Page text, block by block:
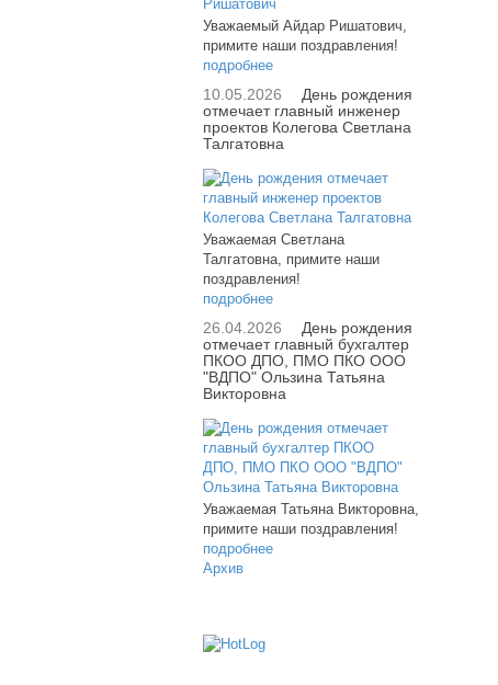
Уважаемый Айдар Ришатович,
примите наши поздравления!
подробнее
10.05.2026
День рождения
отмечает главный инженер
проектов Колегова Светлана
Талгатовна
Уважаемая Светлана
Талгатовна, примите наши
поздравления!
подробнее
26.04.2026
День рождения
отмечает главный бухгалтер
ПКОО ДПО, ПМО ПКО ООО
"ВДПО" Ользина Татьяна
Викторовна
Уважаемая Татьяна Викторовна,
примите наши поздравления!
подробнее
Архив